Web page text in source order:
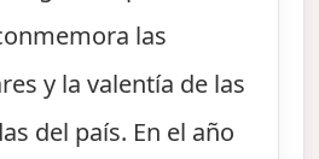
las
y la valentía de las
del país. En el año